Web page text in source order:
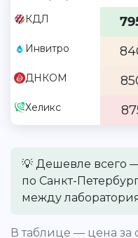
КДЛ
Инвитро
ДНКОМ
Хеликс
💡 Дешевле всего
по Санкт-
между
В таблице — цена за